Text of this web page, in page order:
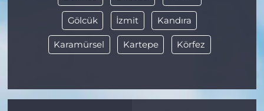
Gölcük İzmit Kandıra
Karamürsel Kartepe Körfez